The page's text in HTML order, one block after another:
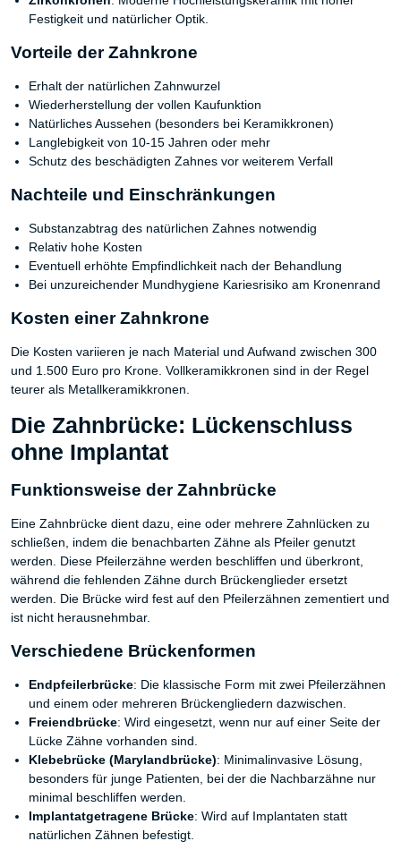
Festigkeit und natürlicher Optik.
Vorteile der Zahnkrone
Erhalt der natürlichen Zahnwurzel
Wiederherstellung der vollen Kaufunktion
Natürliches Aussehen (besonders bei Keramikkronen)
Langlebigkeit von 10-15 Jahren oder mehr
Schutz des beschädigten Zahnes vor weiterem Verfall
Nachteile und Einschränkungen
Substanzabtrag des natürlichen Zahnes notwendig
Relativ hohe Kosten
Eventuell erhöhte Empfindlichkeit nach der Behandlung
Bei unzureichender Mundhygiene Kariesrisiko am Kronenrand
Kosten einer Zahnkrone
Die Kosten variieren je nach Material und Aufwand zwischen 300
und 1.500 Euro pro Krone. Vollkeramikkronen sind in der Regel
teurer als Metallkeramikkronen.
Die Zahnbrücke: Lückenschluss
ohne Implantat
Funktionsweise der Zahnbrücke
Eine Zahnbrücke dient dazu, eine oder mehrere Zahnlücken zu
schließen, indem die benachbarten Zähne als Pfeiler genutzt
werden. Diese Pfeilerzähne werden beschliffen und überkront,
während die fehlenden Zähne durch Brückenglieder ersetzt
werden. Die Brücke wird fest auf den Pfeilerzähnen zementiert und
ist nicht herausnehmbar.
Verschiedene Brückenformen
Endpfeilerbrücke: Die klassische Form mit zwei Pfeilerzähnen
und einem oder mehreren Brückengliedern dazwischen.
Freiendbrücke: Wird eingesetzt, wenn nur auf einer Seite der
Lücke Zähne vorhanden sind.
Klebebrücke (Marylandbrücke): Minimalinvasive Lösung,
besonders für junge Patienten, bei der die Nachbarzähne nur
minimal beschliffen werden.
Implantatgetragene Brücke: Wird auf Implantaten statt
natürlichen Zähnen befestigt.